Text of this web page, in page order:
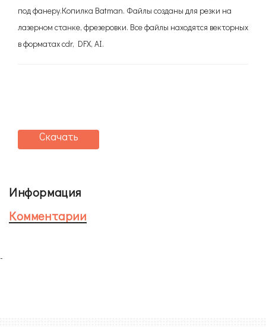
под фанеру.Копилка Batman. Файлы созданы для резки на
лазерном станке, фрезеровки. Все файлы находятся векторных
в форматах cdr, DFX, AI.
Скачать
Информация
Комментарии
-